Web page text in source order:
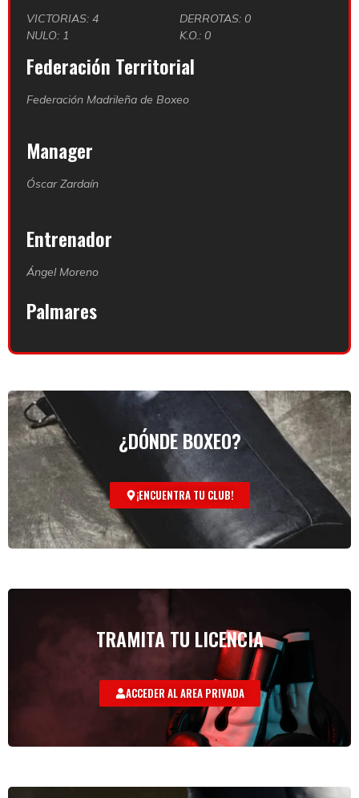
VICTORIAS: 4
DERROTAS: 0
NULO: 1
K.O.: 0
Federación Territorial
Federación Madrileña de Boxeo
Manager
Óscar Zardaín
Entrenador
Ángel Moreno
Palmares
¿DÓNDE BOXEO?
¡ENCUENTRA TU CLUB!
TRAMITA TU LICENCIA
ACCEDER AL AREA PRIVADA